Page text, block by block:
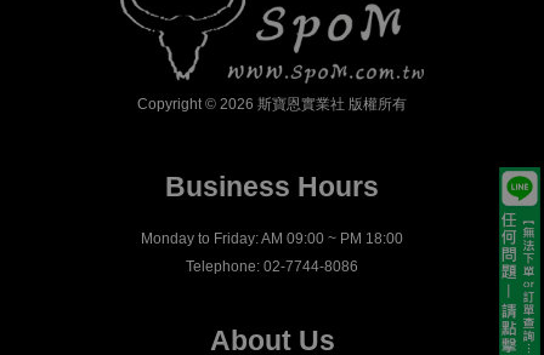
Copyright © 2026 斯寶恩實業社 版權所有
Business Hours
Monday to Friday: AM 09:00 ~ PM 18:00
Telephone: 02-7744-8086
About Us